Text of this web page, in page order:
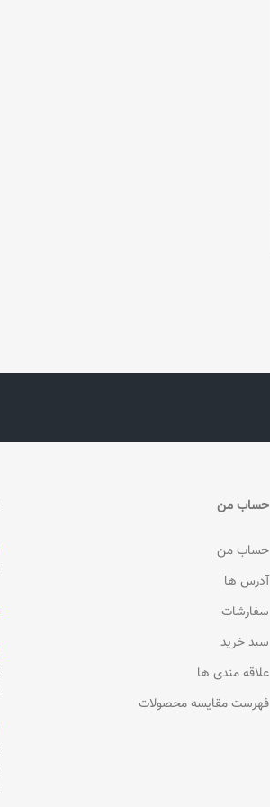
حساب من
حساب من
آدرس ها
سفارشات
سبد خرید
علاقه مندی ها
فهرست مقایسه محصولات